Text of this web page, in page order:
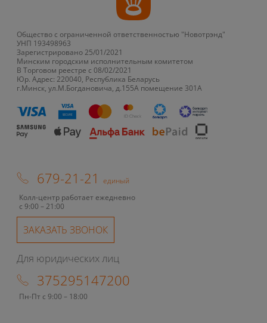
Общество с ограниченной ответственностью "Новотрэнд"
УНП 193498963
Зарегистрировано 25/01/2021
Минским городским исполнительным комитетом
В Торговом реестре с 08/02/2021
Юр. Адрес: 220040, Республика Беларусь
г.Минск, ул.М.Богдановича, д.155А помещение 301А
679-21-21
единый
Колл-центр работает ежедневно
с 9:00 – 21:00
ЗАКАЗАТЬ ЗВОНОК
Для юридических лиц
375295147200
Пн-Пт с 9:00 – 18:00